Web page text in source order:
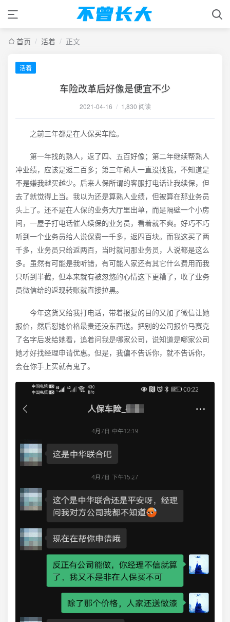
首页 / 活着 / 正文
活着
车险改革后好像是便宜不少
2021-04-16 / 1,830 阅读
之前三年都是在人保买车险。
第一年找的熟人，返了四、五百好像；第二年继续帮熟人
冲业绩，应该是返二百多；第三年熟人一直没找我，不知道是
不是嫌我越买越少。后来人保所谓的客服打电话让我续保，但
去了就觉得上当。我以为还是算熟人业绩，但被算在那业务员
头上了。还不是在人保的业务大厅里出单，而是隔壁一个小房
间，一屋子打电话催人续保的业务员，看着就不爽。好巧不巧
听到一个业务员给人说保费一千多，返四百块。而我这买了两
千多，业务员只给返两百，当时就问那业务员，人说都是这么
多。虽然有可能是我听错，有可能人家还有其它什么费用而我
只听到半截，但本来就有被忽悠的心情这下更糟了，收了业务
员微信给的返现转账就直接拉黑。
今年这货又给我打电话，带着报复的目的又加了微信让她
报价，然后怼她价格最贵还没东西送。把别的公司报价马赛克
了名字后发给她看，追着问我是哪家公司，说知道是哪家公司
她才好找经理申请优惠。但是，我偏不告诉你，就不告诉你，
会在你手上买就有鬼了。